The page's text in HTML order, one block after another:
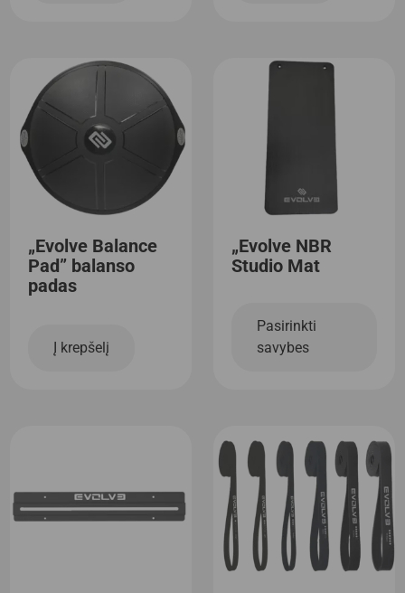
„Evolve Balance
Pad” balanso
padas
Į krepšelį
„Evolve NBR
Studio Mat
Pasirinkti
savybes